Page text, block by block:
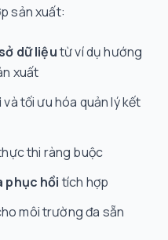
sản xuất:
dữ liệutừ ví dụ hướng
xuất
và tối ưu hóa quản lý kết
thi ràng buộc
phục hồi tích hợp
môi trường đa sẵn